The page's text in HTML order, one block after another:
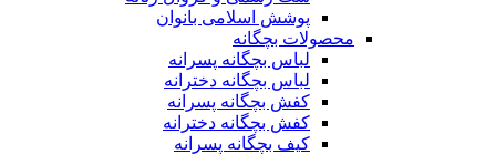
پوشش اسلامی بانوان
محصولات بچگانه
لباس بچگانه پسرانه
لباس بچگانه دخترانه
کفش بچگانه پسرانه
کفش بچگانه دخترانه
کیف بچگانه پسرانه